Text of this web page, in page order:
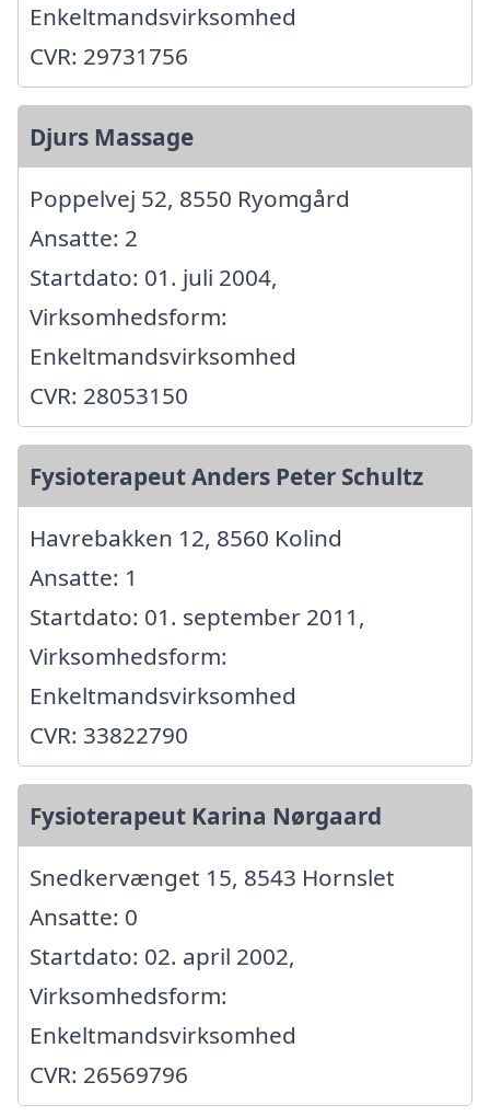
Enkeltmandsvirksomhed
CVR: 29731756
Djurs Massage
Poppelvej 52, 8550 Ryomgård
Ansatte: 2
Startdato: 01. juli 2004,
Virksomhedsform:
Enkeltmandsvirksomhed
CVR: 28053150
Fysioterapeut Anders Peter Schultz
Havrebakken 12, 8560 Kolind
Ansatte: 1
Startdato: 01. september 2011,
Virksomhedsform:
Enkeltmandsvirksomhed
CVR: 33822790
Fysioterapeut Karina Nørgaard
Snedkervænget 15, 8543 Hornslet
Ansatte: 0
Startdato: 02. april 2002,
Virksomhedsform:
Enkeltmandsvirksomhed
CVR: 26569796